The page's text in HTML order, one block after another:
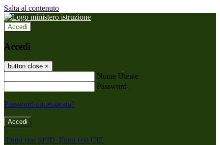
Salta al contenuto
Accedi
Accedi
button close ×
Nome Utente
Password
Password dimenticata?
-
Entra con SPID Entra con CIE